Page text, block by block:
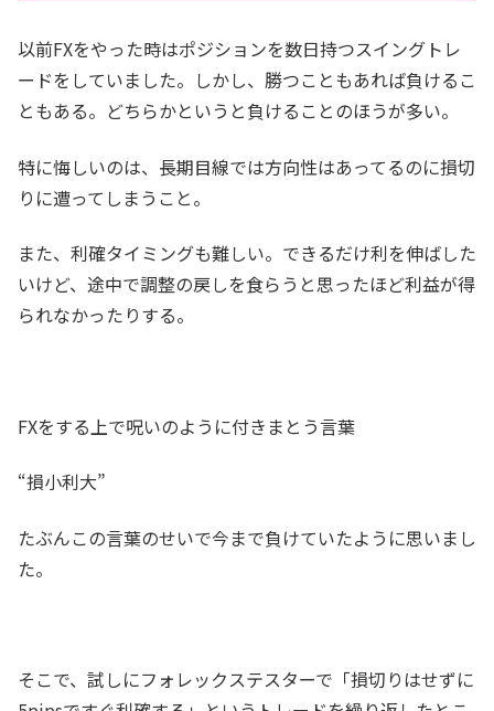
以前FXをやった時はポジションを数日持つスイングトレ
ードをしていました。しかし、勝つこともあれば負けるこ
ともある。どちらかというと負けることのほうが多い。
特に悔しいのは、長期目線では方向性はあってるのに損切
りに遭ってしまうこと。
また、利確タイミングも難しい。できるだけ利を伸ばした
いけど、途中で調整の戻しを食らうと思ったほど利益が得
られなかったりする。
FXをする上で呪いのように付きまとう言葉
“損小利大”
たぶんこの言葉のせいで今まで負けていたように思いまし
た。
そこで、試しにフォレックステスターで「損切りはせずに